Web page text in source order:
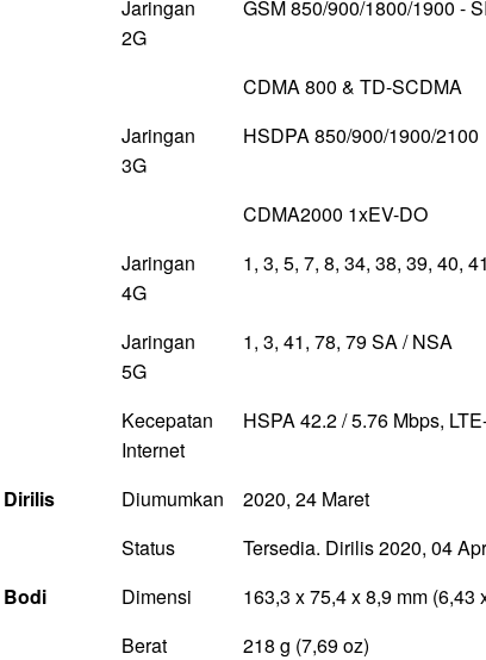
Jaringan
2G
GSM 850/900/1800/1900 -
CDMA 800 & TD-SCDMA
Jaringan
3G
HSDPA 850/900/1900/2100
CDMA2000 1xEV-DO
Jaringan
4G
1, 3, 5, 7, 8, 34, 38, 39, 40, 41
Jaringan
5G
1, 3, 41, 78, 79 SA / NSA
Kecepatan
Internet
HSPA 42.2 / 5.76 Mbps,
Dirilis Diumumkan
2020, 24 Maret
Status
Tersedia. Dirilis 2020, 04
Bodi
Dimensi
163,3 x 75,4 x 8,9 mm (6,43
Berat
218 g (7,69 oz)